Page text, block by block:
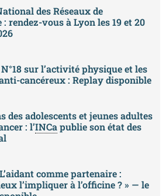
des Réseaux de
: rendez-vous à Lyon les 19 et 20
sur l’activité physique et les
cancéreux : Replay disponible
des adolescents et jeunes adultes
: l’INCapublie son état des
comme partenaire :
l’impliquer à l’officine ? » — le